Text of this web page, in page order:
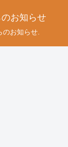
お知らせ
お知らせ.